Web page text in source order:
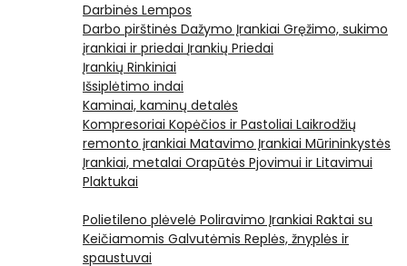
Darbinės Lempos
Darbo pirštinės Dažymo Įrankiai Gręžimo, sukimo
įrankiai ir priedai Įrankių Priedai
Įrankių Rinkiniai
Išsiplėtimo indai
Kaminai, kaminų detalės
Kompresoriai Kopėčios ir Pastoliai Laikrodžių
remonto įrankiai Matavimo Įrankiai Mūrininkystės
Įrankiai, metalai Orapūtės Pjovimui ir Litavimui
Plaktukai
Polietileno plėvelė Poliravimo Įrankiai Raktai su
Keičiamomis Galvutėmis Replės, žnyplės ir
spaustuvai